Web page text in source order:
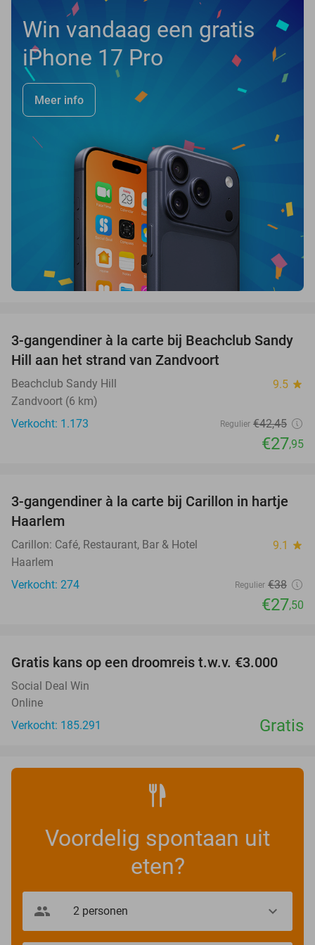
Win vandaag een gratis
iPhone 17 Pro
Meer info
34%
3-gangendiner à la carte bij Beachclub Sandy
Hill aan het strand van Zandvoort
Beachclub Sandy Hill 9.5 star
Zandvoort (6 km)
Verkocht: 1.173
Regulier €42,45
€27,95
28%
3-gangendiner à la carte bij Carillon in hartje
Haarlem
Carillon: Café, Restaurant, Bar & Hotel 9.1 star
Haarlem
Verkocht: 274
Regulier €38
€27,50
Gratis kans op een droomreis t.w.v. €3.000
Social Deal Win
Online
Verkocht: 185.291
Gratis
Voordelig spontaan uit
eten?